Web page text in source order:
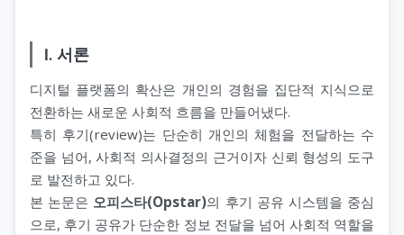
Ⅰ. 서론
디지털 플랫폼의 확산은 개인의 경험을 집단적 지식으로
전환하는 새로운 사회적 흐름을 만들어냈다.
특히 후기(review)는 단순히 개인의 체험을 전달하는 수
준을 넘어, 사회적 의사결정의 근거이자 신뢰 형성의 도구
로 발전하고 있다.
본 논문은 오피스타(Opstar)의 후기 공유 시스템을 중심
으로, 후기 공유가 단순한 정보 전달을 넘어 사회적 역할을